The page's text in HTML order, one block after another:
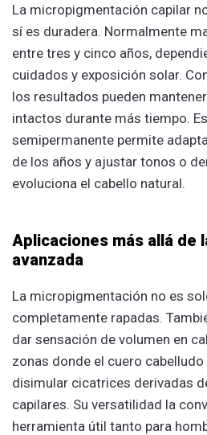
La micropigmentación capilar
sí es duradera. Normalmente
entre tres y cinco años,
cuidados y exposición solar.
los resultados pueden
intactos durante más tiempo.
semipermanente permite
de los años y ajustar tonos o
evoluciona el cabello natural.
Aplicaciones más allá de
avanzada
La micropigmentación no es
completamente rapadas.
dar sensación de volumen en
zonas donde el cuero
disimular cicatrices derivadas
capilares. Su versatilidad la
herramienta útil tanto para